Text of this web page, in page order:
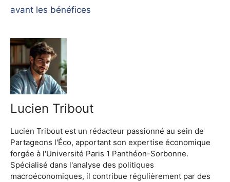
avant les bénéfices
Lucien Tribout
Lucien Tribout est un rédacteur passionné au sein de
Partageons l'Éco, apportant son expertise économique
forgée à l'Université Paris 1 Panthéon-Sorbonne.
Spécialisé dans l'analyse des politiques
macroéconomiques, il contribue régulièrement par des